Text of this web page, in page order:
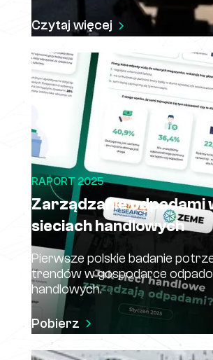
Czytaj więcej
RAPORT 2025
Zarządzanie odpadami
sieciach handlowych
Pierwsze polskie badanie
trendów w gospodarce
handlowych.
Pobierz